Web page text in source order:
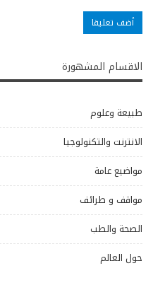
الاقسام المشهورة
طبيعة وعلوم
الانترنت والتكنولوجيا
مواضيع عامة
مواقف و طرائف
الصحة والطب
حول العالم